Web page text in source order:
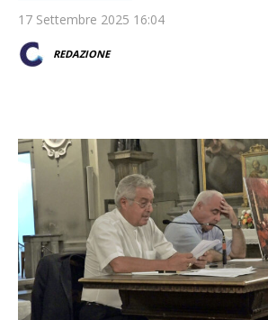
17 Settembre 2025 16:04
REDAZIONE